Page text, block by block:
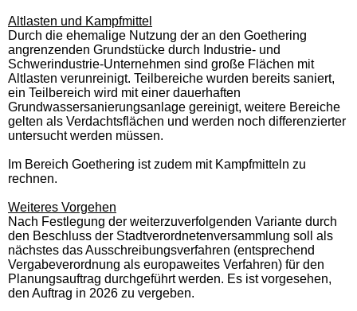
Altlasten und Kampfmittel
Durch die ehemalige Nutzung der an den Goethering
angrenzenden Grundstücke durch Industrie- und
Schwerindustrie-Unternehmen sind große Flächen mit
Altlasten verunreinigt. Teilbereiche wurden bereits saniert,
ein Teilbereich wird mit einer dauerhaften
Grundwassersanierungsanlage gereinigt, weitere Bereiche
gelten als Verdachtsflächen und werden noch differenzierter
untersucht werden müssen.
Im Bereich Goethering ist zudem mit Kampfmitteln zu
rechnen.
Weiteres Vorgehen
Nach Festlegung der weiterzuverfolgenden Variante durch
den Beschluss der Stadtverordnetenversammlung soll als
nächstes das Ausschreibungsverfahren (entsprechend
Vergabeverordnung als europaweites Verfahren) für den
Planungsauftrag durchgeführt werden. Es ist vorgesehen,
den Auftrag in 2026 zu vergeben.